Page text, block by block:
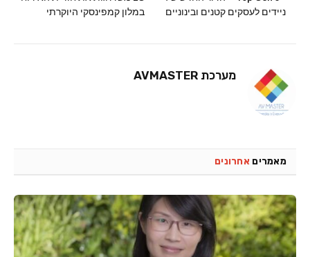
ניידים לעסקים קטנים ובינוניים
במלון קמפינסקי היוקרתי
מערכת AVMASTER
מאמרים אחרונים